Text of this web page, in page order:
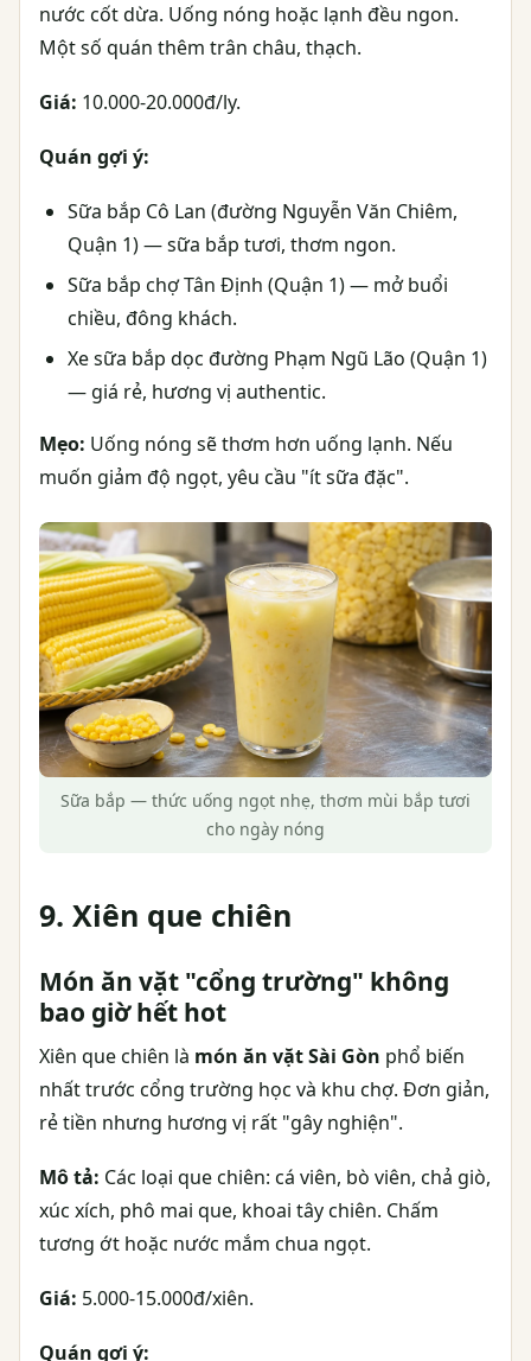
nước cốt dừa. Uống nóng hoặc lạnh đều ngon.
Một số quán thêm trân châu, thạch.
Giá: 10.000-20.000đ/ly.
Quán gợi ý:
Sữa bắp Cô Lan (đường Nguyễn Văn Chiêm,
Quận 1) — sữa bắp tươi, thơm ngon.
Sữa bắp chợ Tân Định (Quận 1) — mở buổi
chiều, đông khách.
Xe sữa bắp dọc đường Phạm Ngũ Lão (Quận 1)
— giá rẻ, hương vị authentic.
Mẹo: Uống nóng sẽ thơm hơn uống lạnh. Nếu
muốn giảm độ ngọt, yêu cầu "ít sữa đặc".
Sữa bắp — thức uống ngọt nhẹ, thơm mùi bắp tươi
cho ngày nóng
9. Xiên que chiên
Món ăn vặt "cổng trường" không
bao giờ hết hot
Xiên que chiên là món ăn vặt Sài Gòn phổ biến
nhất trước cổng trường học và khu chợ. Đơn giản,
rẻ tiền nhưng hương vị rất "gây nghiện".
Mô tả: Các loại que chiên: cá viên, bò viên, chả giò,
xúc xích, phô mai que, khoai tây chiên. Chấm
tương ớt hoặc nước mắm chua ngọt.
Giá: 5.000-15.000đ/xiên.
Quán gợi ý: